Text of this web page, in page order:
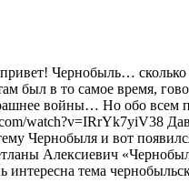
Чернобыль… сколько
был в то самое время,
войны… Но обо всем
watch?v=IRrYk7yiV38
Чернобыля и вот
Алексиевич
интересна тема